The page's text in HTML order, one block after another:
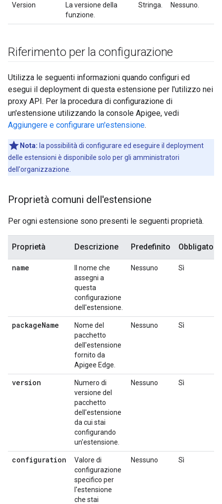
Version
La versione della
funzione.
Stringa. Nessuno.
Riferimento per la configurazione
Utilizza le seguenti informazioni quando configuri ed
esegui il deployment di questa estensione per l'utilizzo nei
proxy API. Per la procedura di configurazione di
un'estensione utilizzando la console Apigee, vedi
Aggiungere e configurare un'estensione.
Nota: la possibilità di configurare ed eseguire il deployment
delle estensioni è disponibile solo per gli amministratori
dell'organizzazione.
Proprietà comuni dell'estensione
Per ogni estensione sono presenti le seguenti proprietà.
Proprietà Descrizione Predefinito
name
Il nome che
assegni a
questa
configurazione
dell'estensione.
Nessuno Sì
packageName
Nome del
pacchetto
dell'estensione
fornito da
Apigee Edge.
Nessuno Sì
version
Numero di
versione del
pacchetto
dell'estensione
da cui stai
configurando
un'estensione.
Nessuno Sì
configuration
Valore di
configurazione
specifico per
l'estensione
che stai
Nessuno Sì